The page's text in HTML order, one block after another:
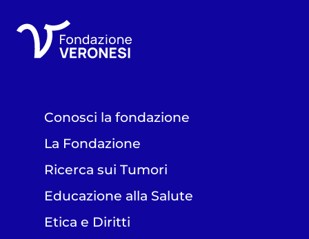
Conosci la fondazione
La Fondazione
Ricerca sui Tumori
Educazione alla Salute
Etica e Diritti